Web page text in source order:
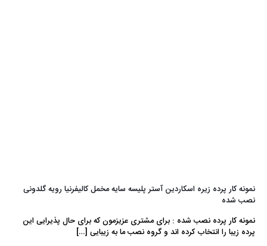
نمونه کار پرده زیره اسکاردین آستر پلیسه سایه مخمل کالیفرنیا رویه گلدونی
نصب شده
نمونه کار پرده نصب شده : برای مشتری عزیزمون که برای حال پذیرایی این
پرده زیبا را انتخاب کرده اند و گروه نصب ما به زیبایی […]